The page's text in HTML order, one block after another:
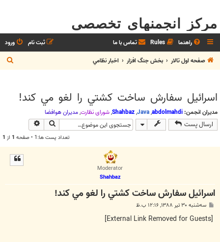
مرکز انجمنهای تخصصی
راهنما Rules تماس با ما ورود
ثبت نام
صفحه اول تالار
بخش جنگ افزار اخبار نظامي
س
اسرائيل سفارش ساخت کشتي را لغو مي کند!
مدیران انجمن: abdolmahdi
,
Java
,
Shahbaz
,شوراي نظارت,مديران هوافضا
ارسال پست جستجو
تعداد پست ها:1 • صفحه 1 از 1
Moderator
Shahbaz
اسرائيل سفارش ساخت کشتي را لغو مي کند!
ت
سه‌شنبه ۳۰ تیر ۱۳۸۸, ۱۲:۱۶ ب.ظ
[External Link Removed for Guests]